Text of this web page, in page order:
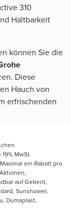
310
Haltbarkeit
können Sie die
Diese
Hauch von
erfrischenden
MwSt.
ein Rabatt pro
auf Geberit,
Sunshower,
Dumaplast,